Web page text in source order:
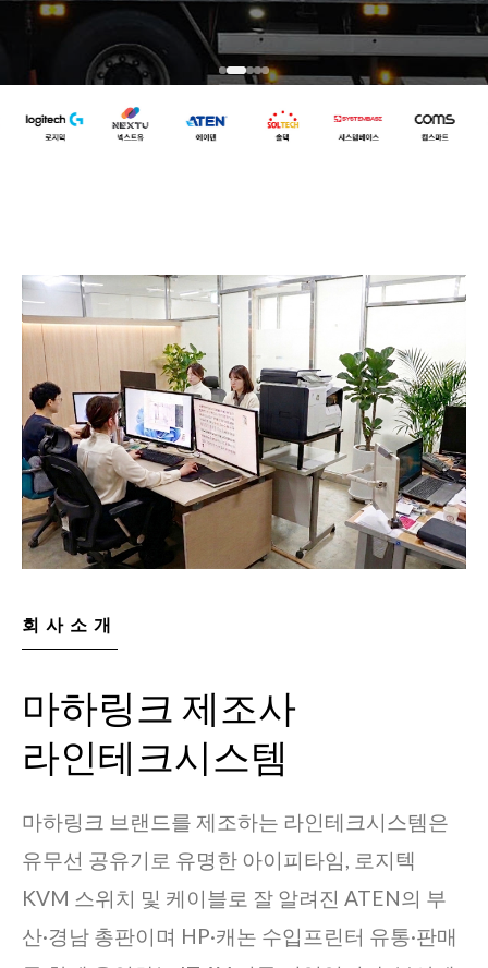
회사소개
마하링크 제조사
라인테크시스템
마하링크 브랜드를 제조하는 라인테크시스템은
유무선 공유기로 유명한 아이피타임, 로지텍
KVM 스위치 및 케이블로 잘 알려진 ATEN의 부
산·경남 총판이며 HP·캐논 수입프린터 유통·판매